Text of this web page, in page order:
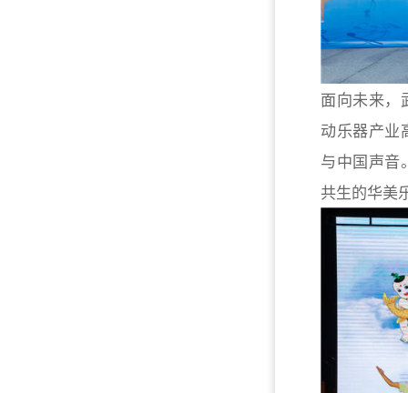
面向未来，
动乐器产业
与中国声音
共生的华美